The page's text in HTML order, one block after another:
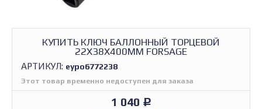
КУПИТЬ КЛЮЧ БАЛЛОННЫЙ ТОРЦЕВОЙ
22Х38Х400ММ FORSAGE
АРТИКУЛ: еуро6772238
Этот товар временно недоступен для заказа
1 040 Р